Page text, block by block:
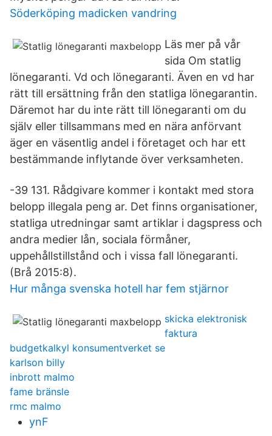
Söderköping madicken vandring
Läs mer på vår
sida Om statlig
lönegaranti. Vd och lönegaranti. Även en vd har
rätt till ersättning från den statliga lönegarantin.
Däremot har du inte rätt till lönegaranti om du
själv eller tillsammans med en nära anförvant
äger en väsentlig andel i företaget och har ett
bestämmande inflytande över verksamheten.
-39 131. Rådgivare kommer i kontakt med stora
belopp illegala peng ar. Det finns organisationer,
statliga utredningar samt artiklar i dagspress och
andra medier lån, sociala förmåner,
uppehållstillstånd och i vissa fall lönegaranti.
(Brå 2015:8).
Hur många svenska hotell har fem stjärnor
skicka elektronisk
faktura
budgetkalkyl konsumentverket se
karlson billy
inbrott malmo
fame bränsle
rmc malmo
ynF